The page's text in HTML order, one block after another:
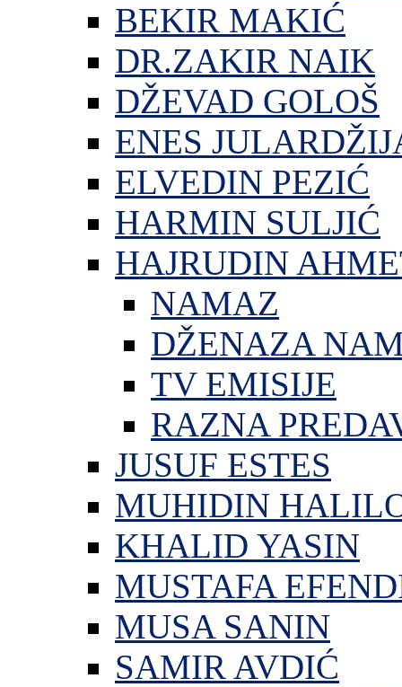
BEKIR MAKIĆ
DR.ZAKIR NAIK
DŽEVAD GOLOŠ
ENES
ELVEDIN PEZIĆ
HARMIN SULJIĆ
HAJRUDIN
NAMAZ
DŽENAZA
TV EMISIJE
RAZNA
JUSUF ESTES
MUHIDIN
KHALID YASIN
MUSTAFA
MUSA SANIN
SAMIR AVDIĆ